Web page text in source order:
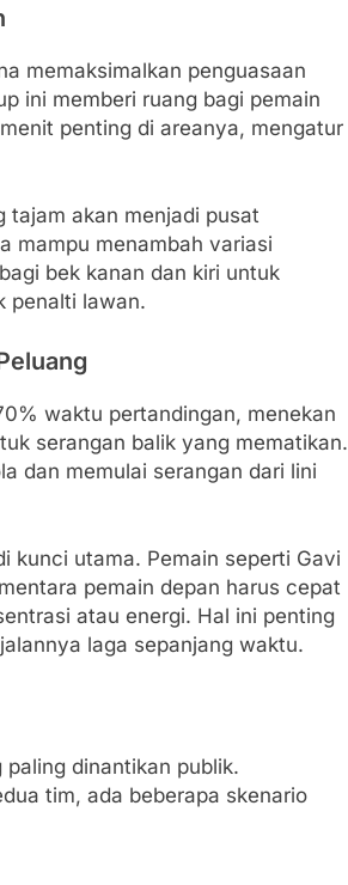
memaksimalkan penguasaan
ini memberi ruang bagi pemain
penting di areanya, mengatur
tajam akan menjadi pusat
mampu menambah variasi
bek kanan dan kiri untuk
penalti lawan.
waktu pertandingan, menekan
serangan balik yang mematikan.
dan memulai serangan dari lini
kunci utama. Pemain seperti Gavi
pemain depan harus cepat
atau energi. Hal ini penting
laga sepanjang waktu.
dinantikan publik.
tim, ada beberapa skenario